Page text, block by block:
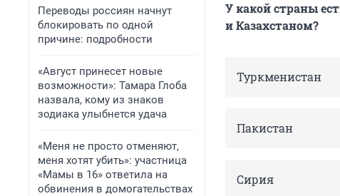
Переводы россиян начнут
блокировать по одной
причине: подробности
«Август принесет новые
возможности»: Тамара Глоба
назвала, кому из знаков
зодиака улыбнется удача
«Меня не просто отменяют,
меня хотят убить»: участница
«Мамы в 16» ответила на
обвинения в домогательствах
⁠У какой страны
и Казахстаном?
Туркменистан
Пакистан
Сирия